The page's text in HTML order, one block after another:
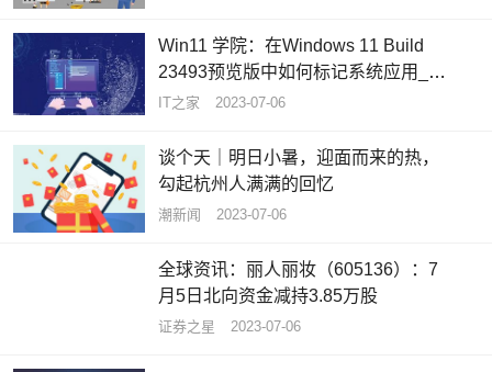
Win11 学院：在Windows 11 Build
23493预览版中如何标记系统应用_环
球关注
IT之家 2023-07-06
谈个天｜明日小暑，迎面而来的热，
勾起杭州人满满的回忆
潮新闻 2023-07-06
全球资讯：丽人丽妆（605136）：7
月5日北向资金减持3.85万股
证券之星 2023-07-06